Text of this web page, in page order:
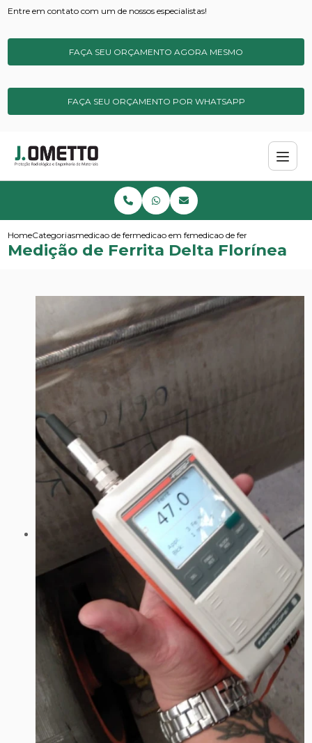
Entre em contato com um de nossos especialistas!
FAÇA SEU ORÇAMENTO AGORA MESMO
FAÇA SEU ORÇAMENTO POR WHATSAPP
HomeCategoriasmedicao de ferritamedicao em ferrita deltamedicao de ferrita delta
Medição de Ferrita Delta Florínea